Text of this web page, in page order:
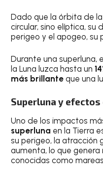
Dado que la órbita de
circular, sino elíptica, su
perigeo y el apogeo, su
Durante una superluna,
la Luna luzca hasta un
más brillante que una
Superluna y efectos
Uno de los impactos
superluna en la Tierra
su perigeo, la atracción
aumenta, lo que genera
conocidas como